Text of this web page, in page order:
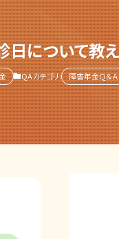
について教え
QAカテゴリ: 障害年金Ｑ＆Ａ